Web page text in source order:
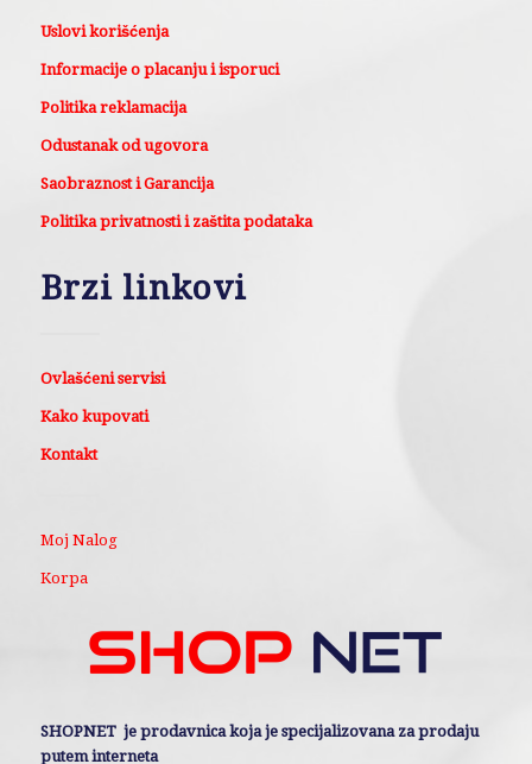
Uslovi korišćenja
Informacije o placanju i isporuci
Politika reklamacija
Odustanak od ugovora
Saobraznost i Garancija
Politika privatnosti i zaštita podataka
Brzi linkovi
Ovlašćeni servisi
Kako kupovati
Kontakt
Moj Nalog
Korpa
SHOPNET je prodavnica koja je specijalizovana za prodaju
putem interneta